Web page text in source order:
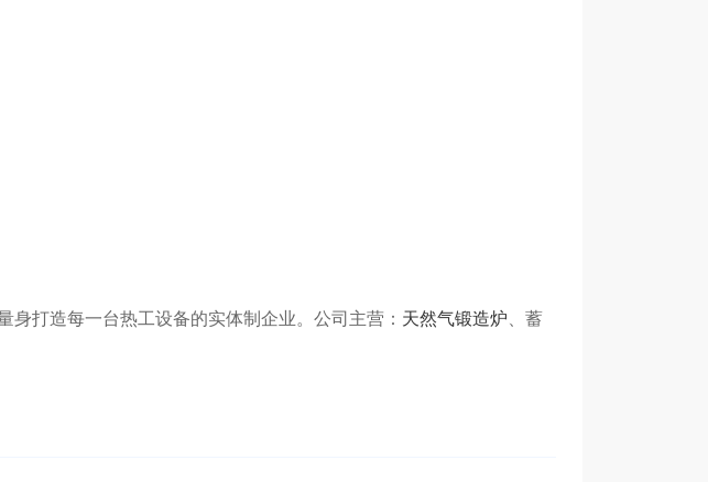
打造每一台热工设备的实体制企业。公司主营： 天然气锻造炉、蓄